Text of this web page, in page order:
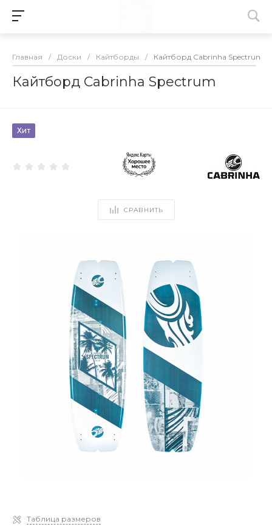
Главная / Доски / Кайтборды / Кайтборд Cabrinha Spectrum
Кайтборд Cabrinha Spectrum
Хит
СРАВНИТЬ
Таблица размеров